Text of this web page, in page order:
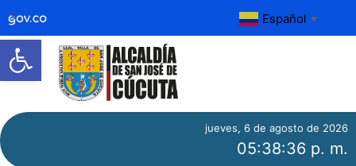
Abrir barra de herramientas
Español ▼
jueves, 6 de agosto de 2026
05:38:36 p. m.